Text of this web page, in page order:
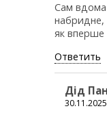
Сам вдома
набридне,
як вперше
Ответить
Дiд
30.11.2025